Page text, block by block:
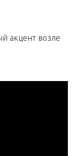
акцент возле